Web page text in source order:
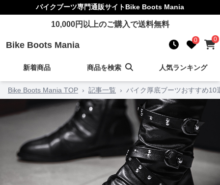
バイクブーツ専門通販サイトBike Boots Mania
10,000円以上のご購入で送料無料
Bike Boots Mania 0 0
新着商品 商品を検索 人気ランキング
Bike Boots Mania TOP › 記事一覧 › バイク厚底ブーツおすすめ10